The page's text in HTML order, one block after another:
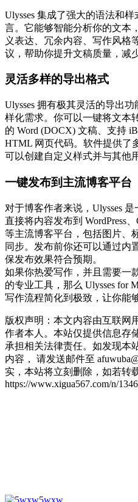
Ulysses 集成了强大的语法和
言。它能够智能分析你的文本
义表达、冗余内容、写作风格
议，帮助你提升文稿质量，减
灵活多样的导出格式
Ulysses 拥有极其灵活的导出
样化需求。你可以一键将文本
的 Word (DOCX) 文稿、支持
HTML 网页代码。软件提供了
可以创建自定义样式并与其他
一键发布到主流博客平台
对于博客作者来说，Ulysses
直接将内容发布到 WordPress
等主流博客平台，包括图片、
同步。发布前你还可以通过内
保发布效果符合预期。
如果你热爱写作，并且需要一
的专业工具，那么 Ulysses for
写作流程简化到极致，让你能
版权声明：本文内容由互联网
作者本人。本站仅提供信息存
承担相关法律责任。如发现本
内容， 请发送邮件至
实，本站将立刻删除，如若转
https://www.xigua567.com/n/
5wxw